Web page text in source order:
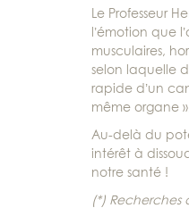
Le Professeur
l’émotion que
musculaires,
selon laquelle
rapide d’un
même organe
Au-delà du
intérêt à
notre santé !
(*) Recherches